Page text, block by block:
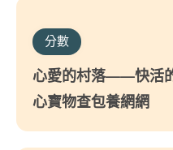
分數
心愛的村落——快活
心寶物查包養網網